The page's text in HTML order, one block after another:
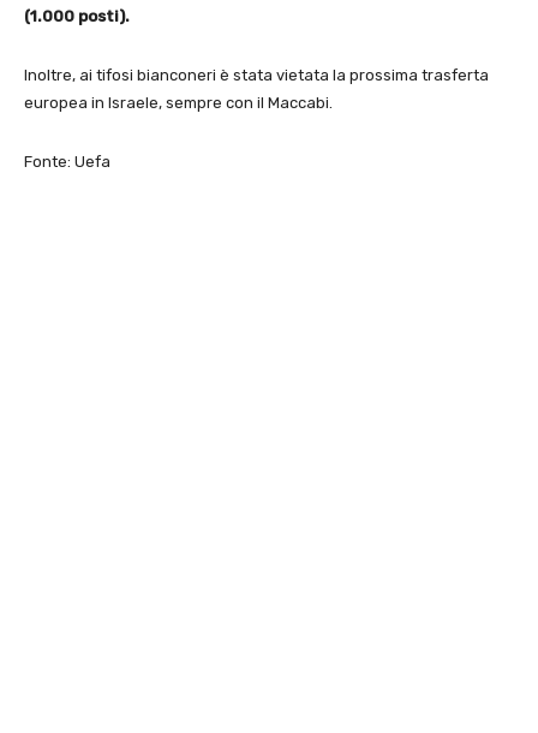
(1.000 posti).
Inoltre, ai tifosi bianconeri è stata vietata la prossima trasferta
europea in Israele, sempre con il Maccabi.
Fonte: Uefa